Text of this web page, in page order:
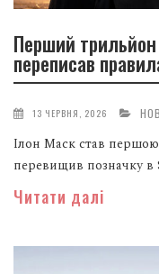
Перший трильйон
переписав
13 ЧЕРВНЯ, 2026
Ілон Маск став
перевищив позначку в
Читати далі